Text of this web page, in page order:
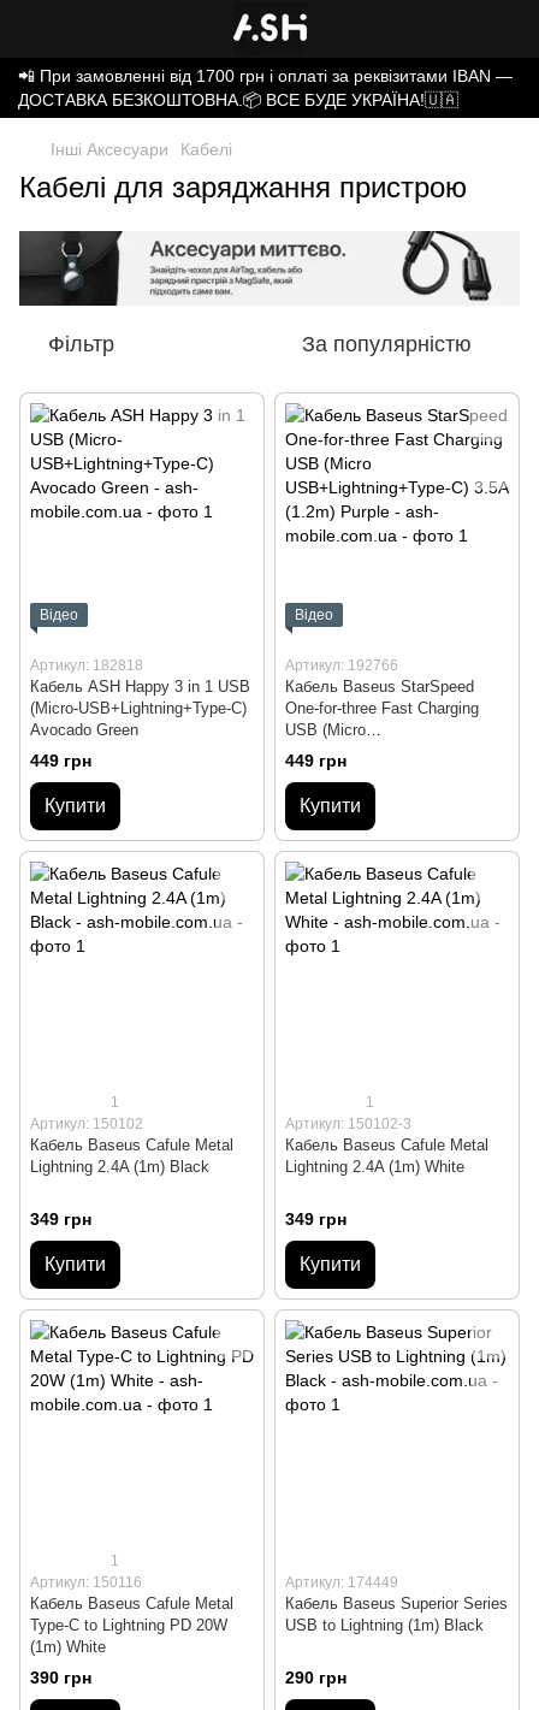
📲 При замовленні від 1700 грн і оплаті за реквізитами IBAN —
ДОСТАВКА БЕЗКОШТОВНА.📦 ВСЕ БУДЕ УКРАЇНА!🇺🇦
Інші Аксесуари Кабелі
Кабелі для заряджання пристрою
Фільтр За популярністю
Відео
Артикул: 182818
Кабель ASH Happy 3 in 1 USB
(Micro-USB+Lightning+Type-C)
Avocado Green
449 грн
Купити
Відео
Артикул: 192766
Кабель Baseus StarSpeed
One-for-three Fast Charging
USB (Micro
USB+Lightning+Type-C) 3.5A
(1.2m) Purple
449 грн
Купити
1
Артикул: 150102
Кабель Baseus Cafule Metal
Lightning 2.4A (1m) Black
349 грн
Купити
1
Артикул: 150102-3
Кабель Baseus Cafule Metal
Lightning 2.4A (1m) White
349 грн
Купити
1
Артикул: 150116
Кабель Baseus Cafule Metal
Type-C to Lightning PD 20W
(1m) White
390 грн
Артикул: 174449
Кабель Baseus Superior Series
USB to Lightning (1m) Black
290 грн